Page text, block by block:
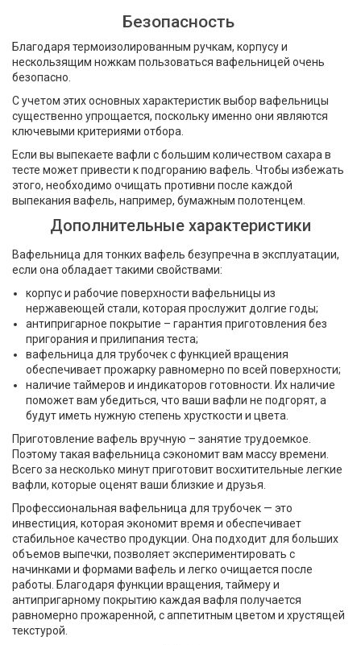
Безопасность
Благодаря термоизолированным ручкам, корпусу и
нескользящим ножкам пользоваться вафельницей очень
безопасно.
С учетом этих основных характеристик выбор вафельницы
существенно упрощается, поскольку именно они являются
ключевыми критериями отбора.
Если вы выпекаете вафли с большим количеством сахара в
тесте может привести к подгоранию вафель. Чтобы избежать
этого, необходимо очищать противни после каждой
выпекания вафель, например, бумажным полотенцем.
Дополнительные характеристики
Вафельница для тонких вафель безупречна в эксплуатации,
если она обладает такими свойствами:
корпус и рабочие поверхности вафельницы из
нержавеющей стали, которая прослужит долгие годы;
антипригарное покрытие – гарантия приготовления без
пригорания и прилипания теста;
вафельница для трубочек с функцией вращения
обеспечивает прожарку равномерно по всей поверхности;
наличие таймеров и индикаторов готовности. Их наличие
поможет вам убедиться, что ваши вафли не подгорят, а
будут иметь нужную степень хрусткости и цвета.
Приготовление вафель вручную – занятие трудоемкое.
Поэтому такая вафельница сэкономит вам массу времени.
Всего за несколько минут приготовит восхитительные легкие
вафли, которые оценят ваши близкие и друзья.
Профессиональная вафельница для трубочек — это
инвестиция, которая экономит время и обеспечивает
стабильное качество продукции. Она подходит для больших
объемов выпечки, позволяет экспериментировать с
начинками и формами вафель и легко очищается после
работы. Благодаря функции вращения, таймеру и
антипригарному покрытию каждая вафля получается
равномерно прожаренной, с аппетитным цветом и хрустящей
текстурой.